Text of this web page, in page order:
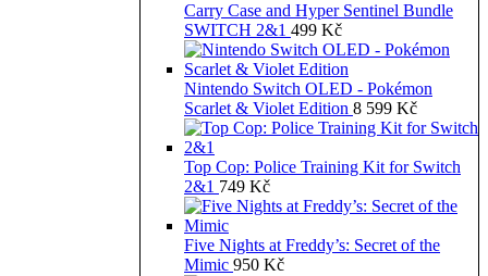
Carry Case and Hyper Sentinel Bundle
SWITCH 2&1 499 Kč
Nintendo Switch OLED - Pokémon
Scarlet & Violet Edition 8 599 Kč
Top Cop: Police Training Kit for Switch
2&1 749 Kč
Five Nights at Freddy’s: Secret of the
Mimic 950 Kč